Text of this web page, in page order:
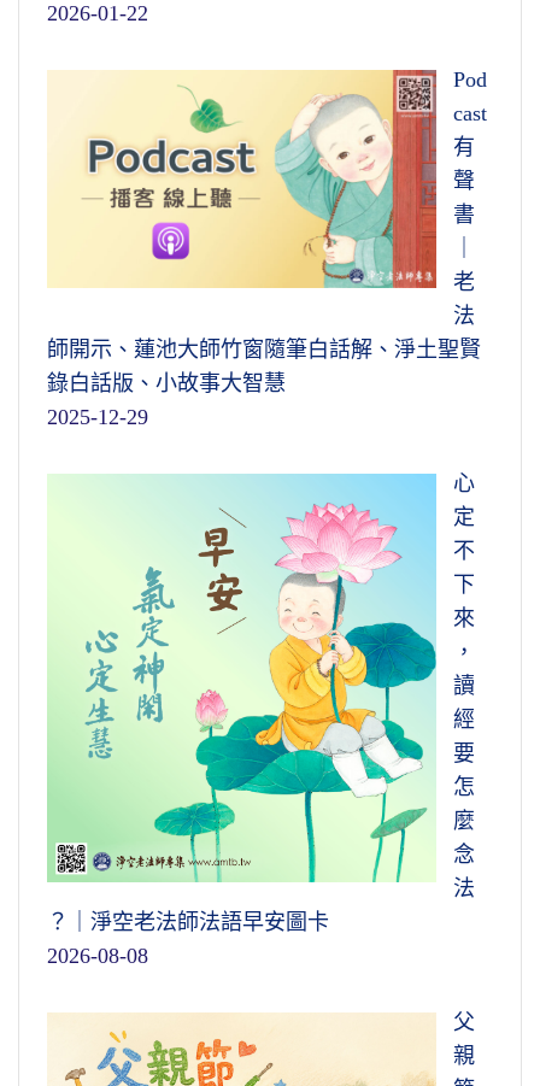
2026-01-22
Pod
cast
有
聲
書
老
法
師開示、蓮池大師竹窗隨筆白話解、淨土聖賢
錄白話版、小故事大智慧
2025-12-29
心
定
不
下
來
，
讀
經
要
怎
麼
念
法
？｜淨空老法師法語早安圖卡
2026-08-08
父
親